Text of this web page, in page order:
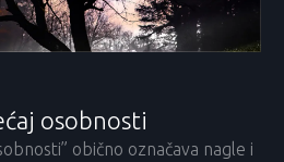
osobnosti
obično označava nagle i